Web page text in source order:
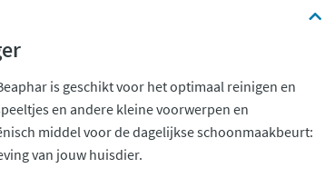
is geschikt voor het optimaal reinigen en
en andere kleine voorwerpen en
middel voor de dagelijkse schoonmaakbeurt:
van jouw huisdier.